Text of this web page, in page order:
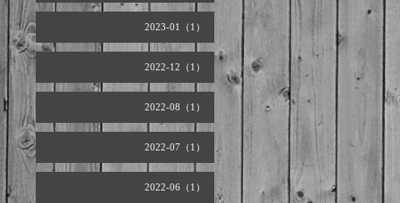
2023-01（1）
2022-12（1）
2022-08（1）
2022-07（1）
2022-06（1）